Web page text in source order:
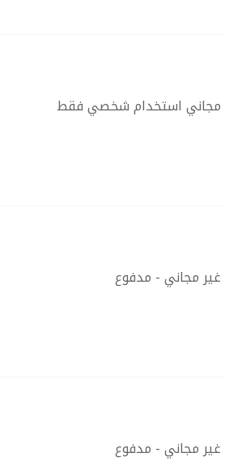
مجاني استخدام شخصي فقط
غير مجاني - مدفوع
غير مجاني - مدفوع